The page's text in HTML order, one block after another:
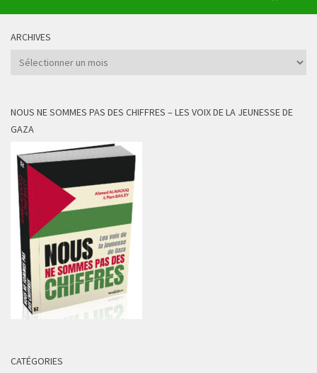
ARCHIVES
Archives
NOUS NE SOMMES PAS DES CHIFFRES – LES VOIX DE LA JEUNESSE DE
GAZA
CATÉGORIES